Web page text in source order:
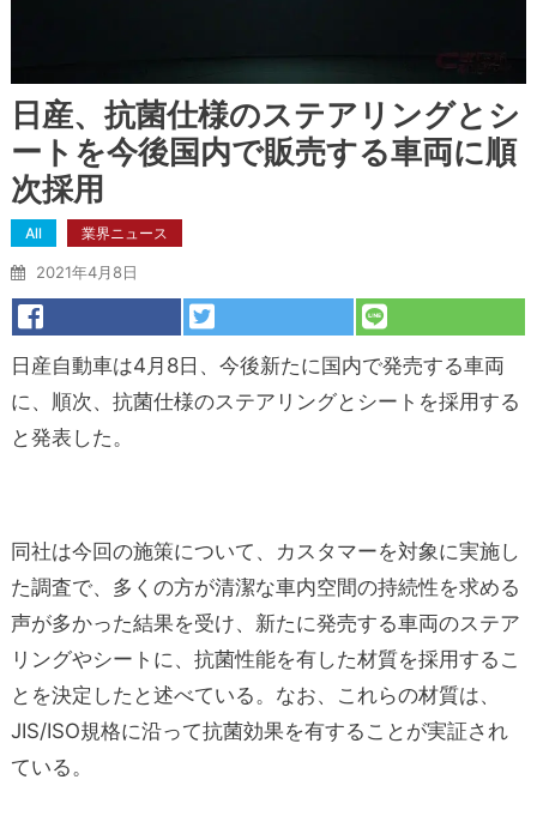
日産、抗菌仕様のステアリングとシ
ートを今後国内で販売する車両に順
次採用
All 業界ニュース
2021年4月8日
日産自動車は4月8日、今後新たに国内で発売する車両
に、順次、抗菌仕様のステアリングとシートを採用する
と発表した。
同社は今回の施策について、カスタマーを対象に実施し
た調査で、多くの方が清潔な車内空間の持続性を求める
声が多かった結果を受け、新たに発売する車両のステア
リングやシートに、抗菌性能を有した材質を採用するこ
とを決定したと述べている。なお、これらの材質は、
JIS/ISO規格に沿って抗菌効果を有することが実証され
ている。